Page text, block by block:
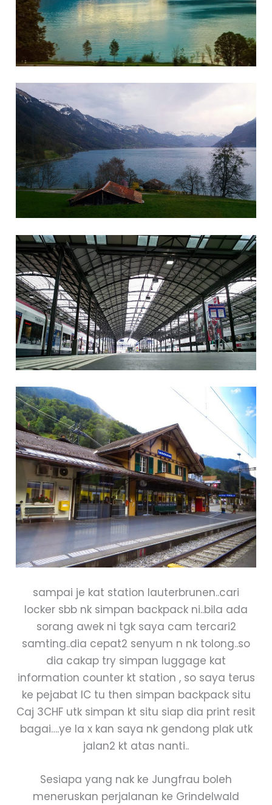
sampai je kat station lauterbrunen..cari
locker sbb nk simpan backpack ni..bila ada
sorang awek ni tgk saya cam tercari2
samting..dia cepat2 senyum n nk tolong..so
dia cakap try simpan luggage kat
information counter kt station , so saya terus
ke pejabat IC tu then simpan backpack situ
Caj 3CHF utk simpan kt situ siap dia print resit
bagai….ye la x kan saya nk gendong plak utk
jalan2 kt atas nanti..
Sesiapa yang nak ke Jungfrau boleh
meneruskan perjalanan ke Grindelwald